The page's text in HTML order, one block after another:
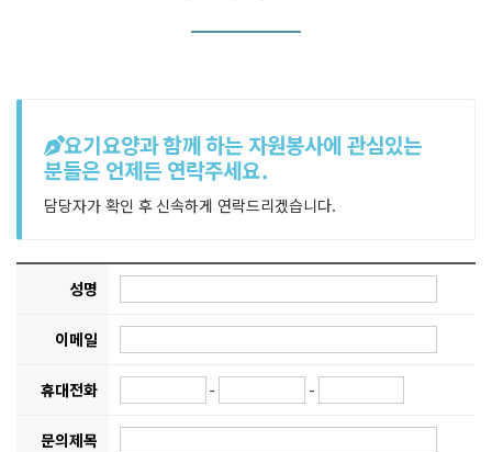
요기요양과 함께 하는 자원봉사에 관심있는
분들은 언제든 연락주세요.
담당자가 확인 후 신속하게 연락드리겠습니다.
성명
이메일
휴대전화 - -
문의제목